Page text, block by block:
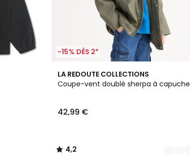
-15% DÈS 2*
LA REDOUTE COLLECTIONS
Coupe-vent doublé sherpa à capuche
42,99 €
4,2
/ 5
3
Couleurs
4,2
/